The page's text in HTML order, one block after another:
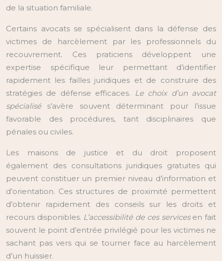
de la situation familiale.
Certains avocats se spécialisent dans la défense des
victimes de harcèlement par les professionnels du
recouvrement. Ces praticiens développent une
expertise spécifique leur permettant d’identifier
rapidement les failles juridiques et de construire des
stratégies de défense efficaces.
Le choix d’un avocat
spécialisés’avère souvent déterminant pour l’issue
favorable des procédures, tant disciplinaires que
pénales ou civiles.
Les maisons de justice et du droit proposent
également des consultations juridiques gratuites qui
peuvent constituer un premier niveau d’information et
d’orientation. Ces structures de proximité permettent
d’obtenir rapidement des conseils sur les droits et
recours disponibles. L’accessibilité de ces servicesen fait
souvent le point d’entrée privilégié pour les victimes ne
sachant pas vers qui se tourner face au harcèlement
d’un huissier.